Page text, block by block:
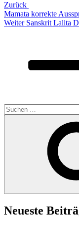
Zurück
Mamata korrekte
Nächster
Weiter Sanskrit Lalita
Suchen
nach:
Neueste